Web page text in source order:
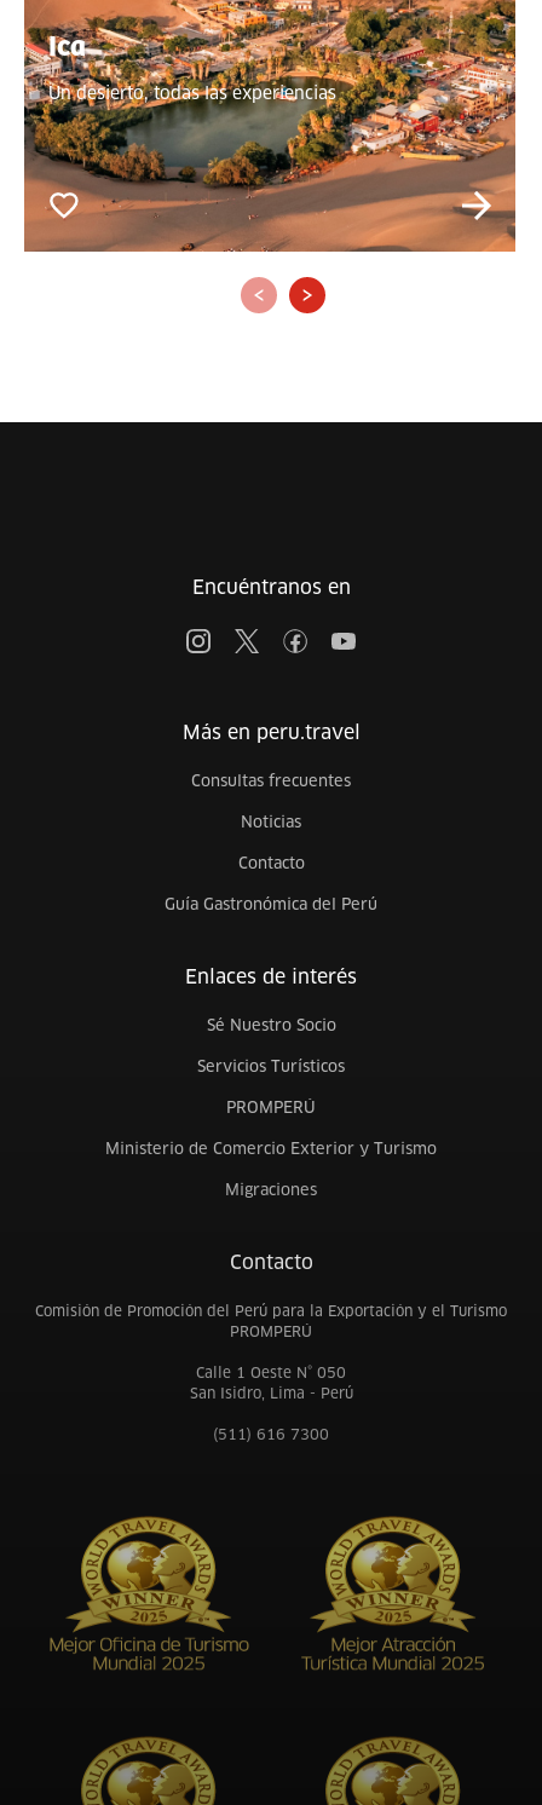
Ica
Un desierto, todas las experiencias
‹ ›
Encuéntranos en
Más en peru.travel
Consultas frecuentes
Noticias
Contacto
Guía Gastronómica del Perú
Enlaces de interés
Sé Nuestro Socio
Servicios Turísticos
PROMPERÚ
Ministerio de Comercio Exterior y Turismo
Migraciones
Contacto
Comisión de Promoción del Perú para la Exportación y el Turismo
PROMPERÚ
Calle 1 Oeste N° 050
San Isidro, Lima - Perú
(511) 616 7300